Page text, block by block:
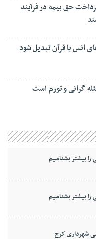
حق بیمه در فرآیند
انس با قرآن تبدیل شود
گرانی و تورم است
را بیشتر بشناسیم
را بیشتر بشناسیم
شهرداری کرج